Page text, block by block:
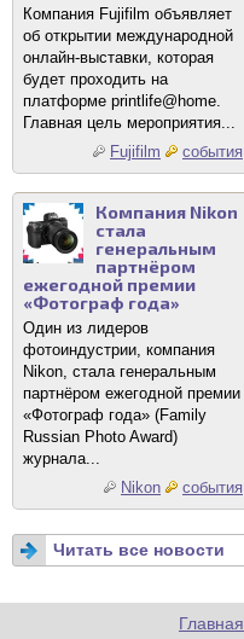
Компания Fujifilm объявляет
об открытии международной
онлайн-выставки, которая
будет проходить на
платформе printlife@home.
Главная цель мероприятия...
Fujifilm
события
Компания Nikon
стала
генеральным
партнёром
ежегодной премии
«Фотограф года»
Один из лидеров
фотоиндустрии, компания
Nikon, стала генеральным
партнёром ежегодной премии
«Фотограф года» (Family
Russian Photo Award)
журнала...
Nikon
события
Читать все новости
Главная